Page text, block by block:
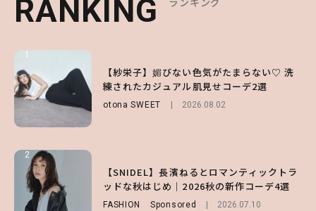
RANKING
1
【紗栄子】媚びない色気がたまらない♡ 洗
練されたカジュアル肌見せコーデ2選
otona SWEET 2026.08.02
2
【SNIDEL】長濱ねるとロマンティックトラ
ッドな秋はじめ｜2026秋の新作コーデ4選
FASHION Sponsored 2026.07.10
RANKING
1
【ハローキティ】がスシローと初コラボ♡
第1弾の気になるメニュー＆限定グッズを総
チェック！
2026.07.31
2
【大原優乃】夏メイクはプレイフルに！ドキ
ッとしちゃう色っぽ“うるみ目”のつくり方
BEAUTY 2026.08.01
RANKING
1
【SNIDEL】長濱ねるとロマンティックトラ
ッドな秋はじめ｜2026秋の新作コーデ4選
FASHION Sponsored 2026.07.10
2
【付録】総柄ハローキティが可愛すぎ♡ 紀
ノ国屋コラボの“優秀保冷バッグ”は夏の強
い味方！【オトナミューズ9月号増刊】